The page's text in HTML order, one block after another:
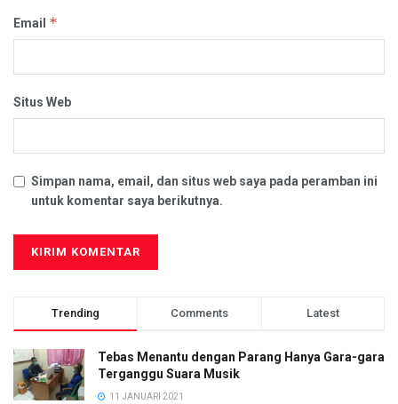
Email *
Situs Web
Simpan nama, email, dan situs web saya pada peramban ini
untuk komentar saya berikutnya.
Trending Comments Latest
Tebas Menantu dengan Parang Hanya Gara-gara
Terganggu Suara Musik
11 JANUARI 2021